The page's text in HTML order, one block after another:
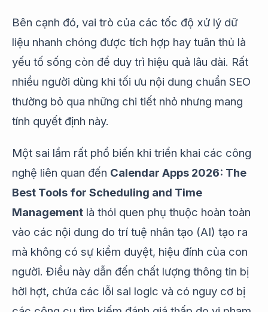
Bên cạnh đó, vai trò của các tốc độ xử lý dữ
liệu nhanh chóng được tích hợp hay tuân thủ là
yếu tố sống còn để duy trì hiệu quả lâu dài. Rất
nhiều người dùng khi tối ưu nội dung chuẩn SEO
thường bỏ qua những chi tiết nhỏ nhưng mang
tính quyết định này.
Một sai lầm rất phổ biến khi triển khai các công
nghệ liên quan đến Calendar Apps 2026: The
Best Tools for Scheduling and Time
Management là thói quen phụ thuộc hoàn toàn
vào các nội dung do trí tuệ nhân tạo (AI) tạo ra
mà không có sự kiểm duyệt, hiệu đính của con
người. Điều này dẫn đến chất lượng thông tin bị
hời hợt, chứa các lỗi sai logic và có nguy cơ bị